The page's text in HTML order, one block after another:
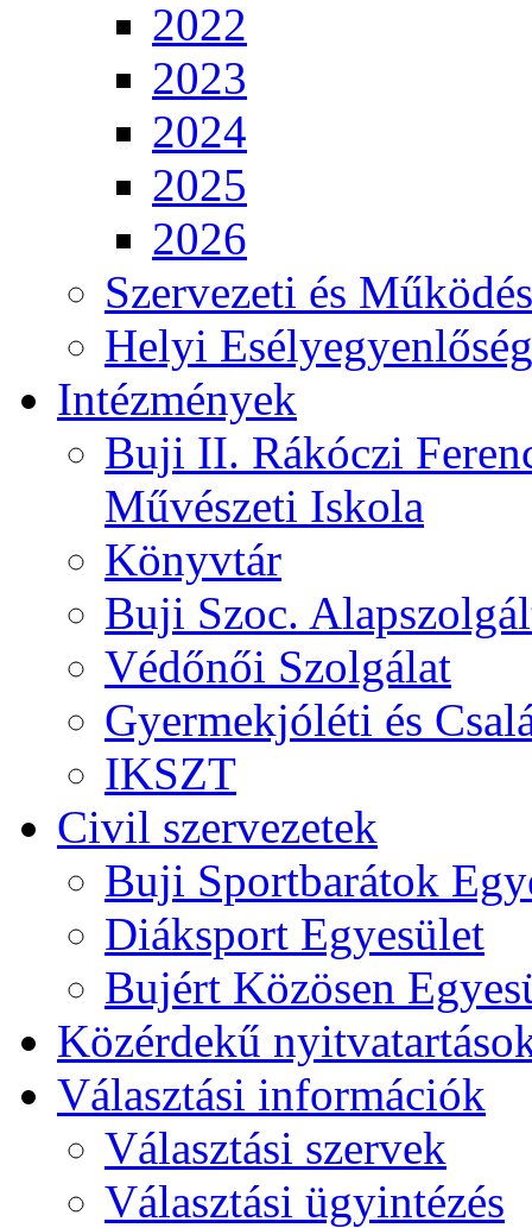
2022
2023
2024
2025
2026
Szervezeti és
Helyi
Intézmények
Buji II. Rákóczi
Művészeti Iskola
Könyvtár
Buji Szoc.
Védőnői Szolgálat
Gyermekjóléti és
IKSZT
Civil szervezetek
Buji Sportbarátok
Diáksport Egyesület
Bujért Közösen
Közérdekű
Választási információk
Választási szervek
Választási ügyintézés